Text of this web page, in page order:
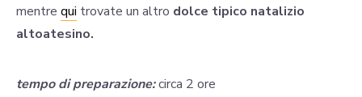
mentre qui trovate un altro dolce tipico natalizio
altoatesino.
tempo di preparazione:circa 2 ore